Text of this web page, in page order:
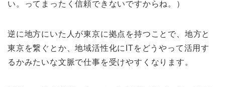
い。ってまったく信頼できないですからね。）
逆に地方にいた人が東京に拠点を持つことで、地方と
東京を繋ぐとか、地域活性化にITをどうやって活用す
るかみたいな文脈で仕事を受けやすくなります。